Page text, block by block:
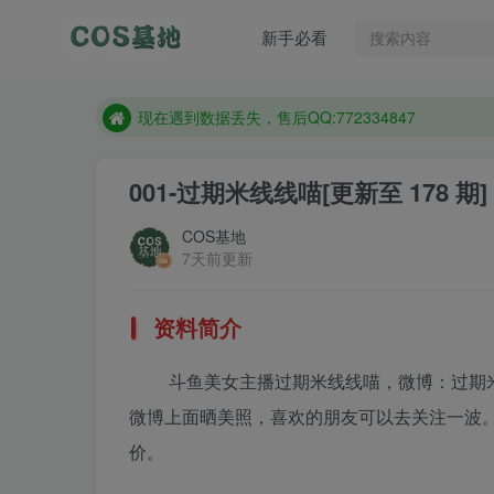
新手必看
售后QQ:772334847
现在遇到数据丢失，售后QQ:772334847
想看那个coser作品，请在搜索框搜索
001-过期米线线喵[更新至 178 期]
COS基地
7天前更新
资料简介
斗鱼美女主播过期米线线喵，微博：过
微博上面晒美照，喜欢的朋友可以去关注一
价。